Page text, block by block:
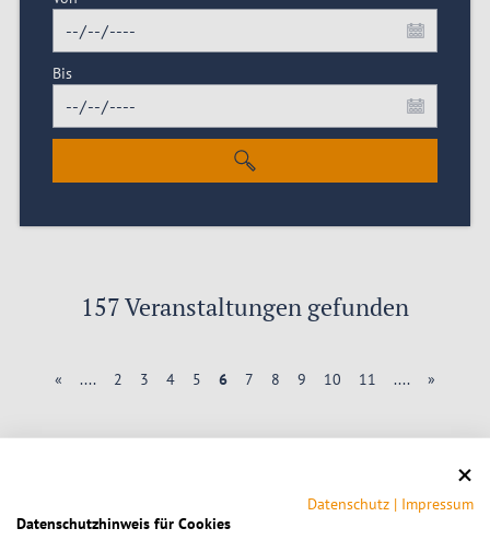
Bis
157 Veranstaltungen gefunden
« .... 2 3 4 5 6 7 8 9 10 11 .... »
Datenschutz | Impressum
Datenschutzhinweis für Cookies